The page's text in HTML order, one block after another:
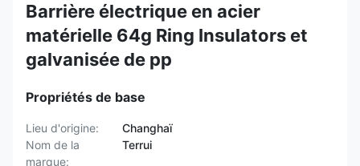
Barrière électrique en acier
matérielle 64g Ring Insulators et
galvanisée de pp
Propriétés de base
Lieu d'origine:
Changhaï
Nom de la
marque:
Terrui